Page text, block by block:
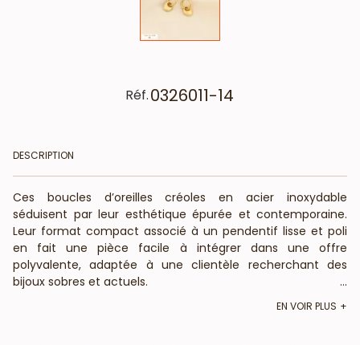
Réf.0326011-14
DESCRIPTION
Ces boucles d’oreilles créoles en acier inoxydable
séduisent par leur esthétique épurée et contemporaine.
Leur format compact associé à un pendentif lisse et poli
en fait une pièce facile à intégrer dans une offre
polyvalente, adaptée à une clientèle recherchant des
bijoux sobres et actuels.
...
EN VOIR PLUS